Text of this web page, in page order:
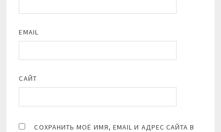
EMAIL
САЙТ
СОХРАНИТЬ МОЁ ИМЯ, EMAIL И АДРЕС САЙТА В